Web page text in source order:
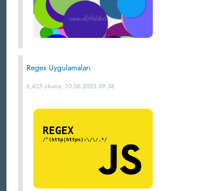
Regex Uygulamaları
6,425 okuma, 10.06.2025 09:38